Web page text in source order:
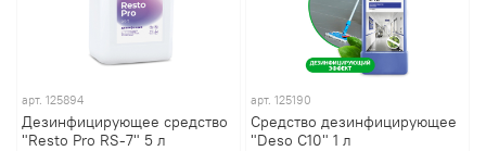
арт.125894
Дезинфицирующее средство
"Resto Pro RS-7" 5 л
арт. 125190
Средство дезинфицирующее
"Deso C10" 1 л